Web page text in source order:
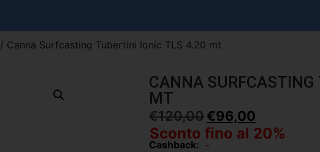
/ Canna Surfcasting Tubertini Ionic TLS 4.20 mt
CANNA
MT
€120,00€96,00
Sconto fino al 20%
Cashback: -